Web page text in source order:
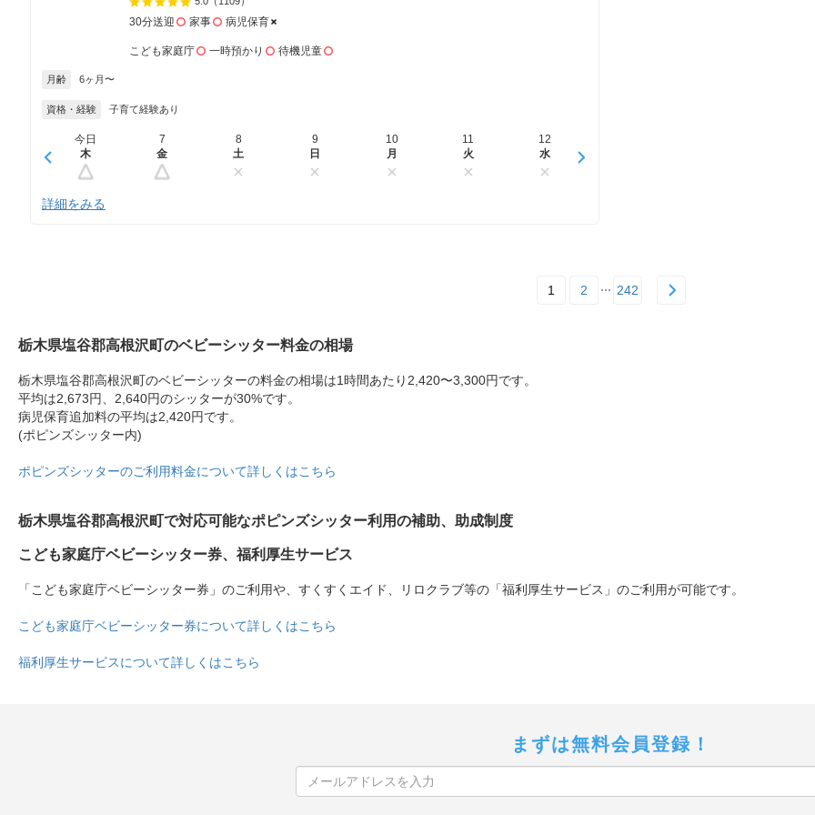
30分送迎 家事 病児保育
こども家庭庁 一時預かり 待機児童
月齢 6ヶ月〜
資格・経験 子育て経験あり
今日
木
7
金
8
土
9
日
10
月
11
火
12
水
詳細をみる
1 2 242
栃木県塩谷郡高根沢町のベビーシッター料金の相場
栃木県塩谷郡高根沢町のベビーシッターの料金の相場は1時間あたり2,420〜3,300円です。
平均は2,673円、2,640円のシッターが30%です。
病児保育追加料の平均は2,420円です。
(ポピンズシッター内)
ポピンズシッターのご利用料金について詳しくはこちら
栃木県塩谷郡高根沢町で対応可能なポピンズシッター利用の補助、助成制度
こども家庭庁ベビーシッター券、福利厚生サービス
「こども家庭庁ベビーシッター券」のご利用や、すくすくエイド、リロクラブ等の「福利厚生サービス」のご利用が可能です。
こども家庭庁ベビーシッター券について詳しくはこちら
福利厚生サービスについて詳しくはこちら
まずは無料会員登録！